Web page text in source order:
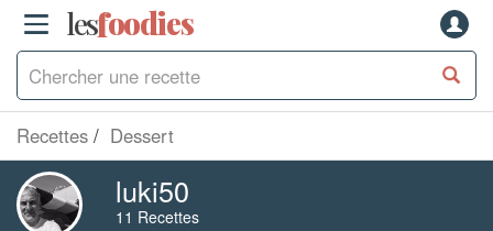
lesfoodies
Recettes Dessert
luki50
11 Recettes